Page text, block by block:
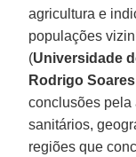
agricultura e
populações
(Universidade
Rodrigo Soares
conclusões pela
sanitários,
regiões que